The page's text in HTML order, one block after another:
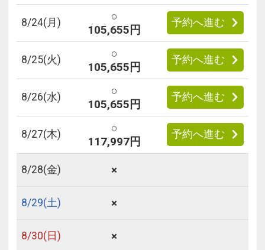
8/24(月)
○
105,655円
予約へ進む
8/25(火)
○
105,655円
予約へ進む
8/26(水)
○
105,655円
予約へ進む
8/27(木)
○
117,997円
予約へ進む
8/28(金) ×
8/29(土) ×
8/30(日) ×